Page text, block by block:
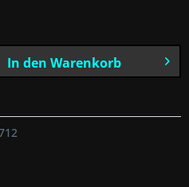
In den Warenkorb